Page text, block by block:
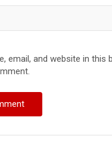
email, and website in this